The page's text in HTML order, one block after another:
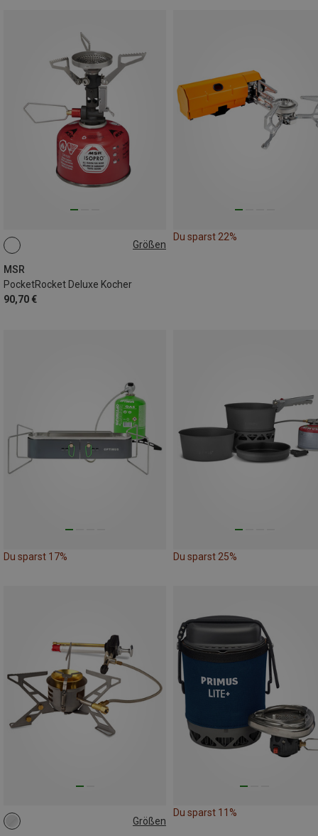
Größen
MSR
PocketRocket Deluxe Kocher
90,70 €
ONE SIZE
Du sparst 22%
Du sparst 17% Du sparst 25%
Größen
ONE SIZE
Du sparst 11%